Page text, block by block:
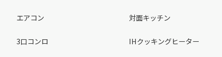
エアコン 対面キッチン
3口コンロ IHクッキングヒーター